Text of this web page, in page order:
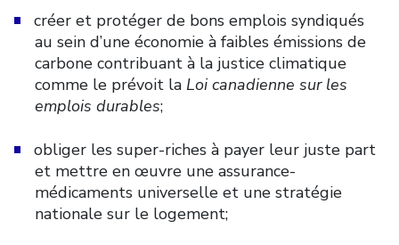
créer et protéger de bons emplois syndiqués
au sein d’une économie à faibles émissions de
carbone contribuant à la justice climatique
comme le prévoit la Loi canadienne sur les
emplois durables;
obliger les super-riches à payer leur juste part
et mettre en œuvre une assurance-
médicaments universelle et une stratégie
nationale sur le logement;